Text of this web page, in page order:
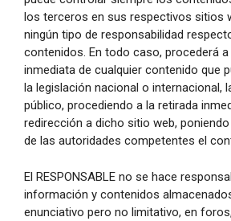
los terceros en sus respectivos sitios
ningún tipo de responsabilidad
contenidos. En todo caso, procederá
inmediata de cualquier contenido que
la legislación nacional o internacional,
público, procediendo a la retirada
redirección a dicho sitio web,
de las autoridades competentes el
El RESPONSABLE no se hace
información y contenidos
enunciativo pero no limitativo, en